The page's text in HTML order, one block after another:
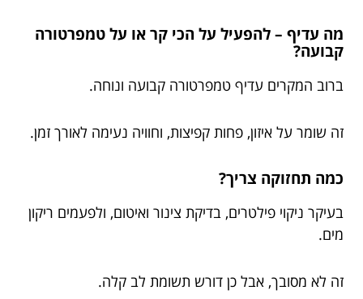
מה עדיף – להפעיל על הכי קר או על טמפרטורה
קבועה?
ברוב המקרים עדיף טמפרטורה קבועה ונוחה.
זה שומר על איזון, פחות קפיצות, וחוויה נעימה לאורך זמן.
כמה תחזוקה צריך?
בעיקר ניקוי פילטרים, בדיקת צינור ואיטום, ולפעמים ריקון
מים.
זה לא מסובך, אבל כן דורש תשומת לב קלה.